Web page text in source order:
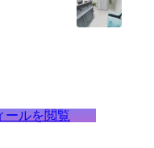
ールを閲覧